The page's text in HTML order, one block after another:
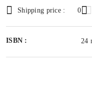
Shipping price :
0
ISBN : 24